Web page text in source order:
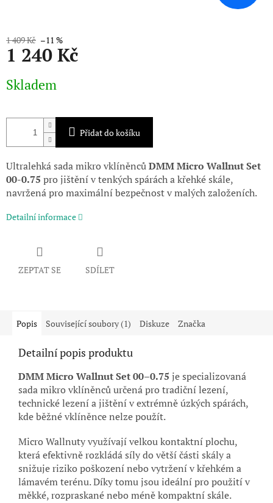
1 409 Kč –11 %
1 240 Kč
cena:
Skladem
Přidat do košíku
Ultralehká sada mikro vklíněncůDMM Micro Wallnut Set
00-0.75 pro jištění v tenkých spárách a křehké skále,
navržená pro maximální bezpečnost v malých založeních.
Detailní informace
ZEPTAT SE SDÍLET
Popis Související soubory (1) Diskuze Značka
Detailní popis produktu
DMM Micro Wallnut Set 00–0.75 je specializovaná
sada mikro vklíněnců určená pro tradiční lezení,
technické lezení a jištění v extrémně úzkých spárách,
kde běžné vklíněnce nelze použít.
Micro Wallnuty využívají velkou kontaktní plochu,
která efektivně rozkládá síly do větší části skály a
snižuje riziko poškození nebo vytržení v křehkém a
lámavém terénu. Díky tomu jsou ideální pro použití v
měkké, rozpraskané nebo méně kompaktní skále.